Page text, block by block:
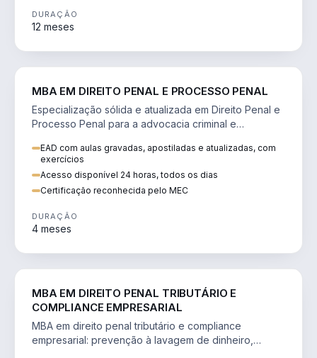
DURAÇÃO
12 meses
MBA EM DIREITO PENAL E PROCESSO PENAL
Especialização sólida e atualizada em Direito Penal e
Processo Penal para a advocacia criminal e
EAD com aulas gravadas, apostiladas e atualizadas, com
exercícios
Acesso disponível 24 horas, todos os dias
Certificação reconhecida pelo MEC
DURAÇÃO
4 meses
MBA EM DIREITO PENAL TRIBUTÁRIO E
COMPLIANCE EMPRESARIAL
MBA em direito penal tributário e compliance
empresarial: prevenção à lavagem de dinheiro,